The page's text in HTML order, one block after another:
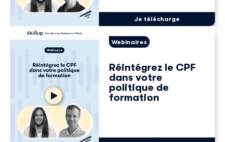
Je télécharge
Webinaires
Réintégrez le CPF
dans votre
politique de
formation